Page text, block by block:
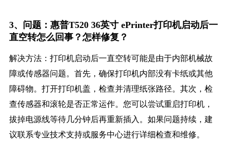
3、问题：惠普T520 36英寸 ePrinter打印机启动后一
直空转怎么回事？怎样修复？
解决方法：打印机启动后一直空转可能是由于内部机械故
障或传感器问题。首先，确保打印机内部没有卡纸或其他
障碍物。打开打印机盖，检查并清理纸张路径。其次，检
查传感器和滚轮是否正常运作。您可以尝试重启打印机，
拔掉电源线等待几分钟后再重新插入。如果问题持续，建
议联系专业技术支持或服务中心进行详细检查和维修。